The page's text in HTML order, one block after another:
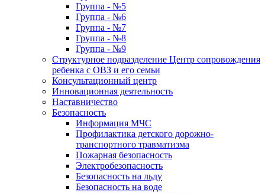
Группа - №5
Группа - №6
Группа - №7
Группа - №8
Группа - №9
Структурное подразделение Центр сопровождения
ребенка с ОВЗ и его семьи
Консультационный центр
Инновационная деятельность
Наставничество
Безопасность
Информация МЧС
Профилактика детского дорожно-
транспортного травматизма
Пожарная безопасность
Электробезопасность
Безопасность на льду
Безопасность на воде